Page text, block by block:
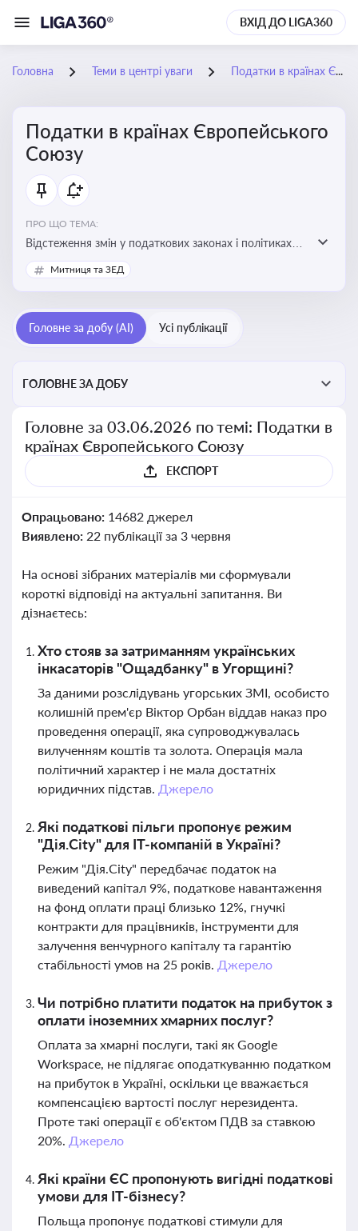
ВХІД ДО LIGA360
Головна Теми в центрі уваги Податки в країнах Європейського Союзу
Податки в країнах Європейського
Союзу
ПРО ЩО ТЕМА:
Відстеження змін у податкових законах і політиках
країн ЄС. Моніторинг кейсів, що впливають на бізнес-
процеси та фінансову звітність
Митниця та ЗЕД
Головне за добу (AI) Усі публікації
ГОЛОВНЕ ЗА ДОБУ
Головне за 03.06.2026 по темі: Податки в
країнах Європейського Союзу
ЕКСПОРТ
Опрацьовано: 14682 джерел
Виявлено: 22 публікації за 3 червня
На основі зібраних матеріалів ми сформували
короткі відповіді на актуальні запитання. Ви
дізнаєтесь:
Хто стояв за затриманням українських
інкасаторів "Ощадбанку" в Угорщині?
За даними розслідувань угорських ЗМІ, особисто
колишній прем'єр Віктор Орбан віддав наказ про
проведення операції, яка супроводжувалась
вилученням коштів та золота. Операція мала
політичний характер і не мала достатніх
юридичних підстав. Джерело
Які податкові пільги пропонує режим
"Дія.City" для IT-компаній в Україні?
Режим "Дія.City" передбачає податок на
виведений капітал 9%, податкове навантаження
на фонд оплати праці близько 12%, гнучкі
контракти для працівників, інструменти для
залучення венчурного капіталу та гарантію
стабільності умов на 25 років. Джерело
Чи потрібно платити податок на прибуток з
оплати іноземних хмарних послуг?
Оплата за хмарні послуги, такі як Google
Workspace, не підлягає оподаткуванню податком
на прибуток в Україні, оскільки це вважається
компенсацією вартості послуг нерезидента.
Проте такі операції є об'єктом ПДВ за ставкою
20%. Джерело
Які країни ЄС пропонують вигідні податкові
умови для IT-бізнесу?
Польща пропонує податкові стимули для